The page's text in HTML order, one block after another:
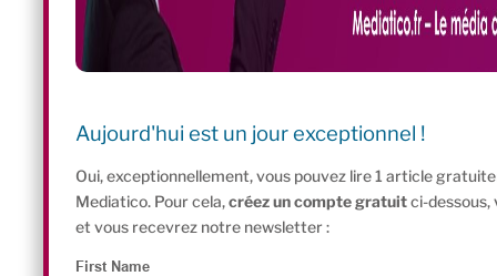
Aujourd'hui est un jour exceptionnel !
Oui, exceptionnellement, vous pouvez lire 1 article
Mediatico. Pour cela,créez un compte gratuitci-dessous,
et vous recevrez notre newsletter :
First Name